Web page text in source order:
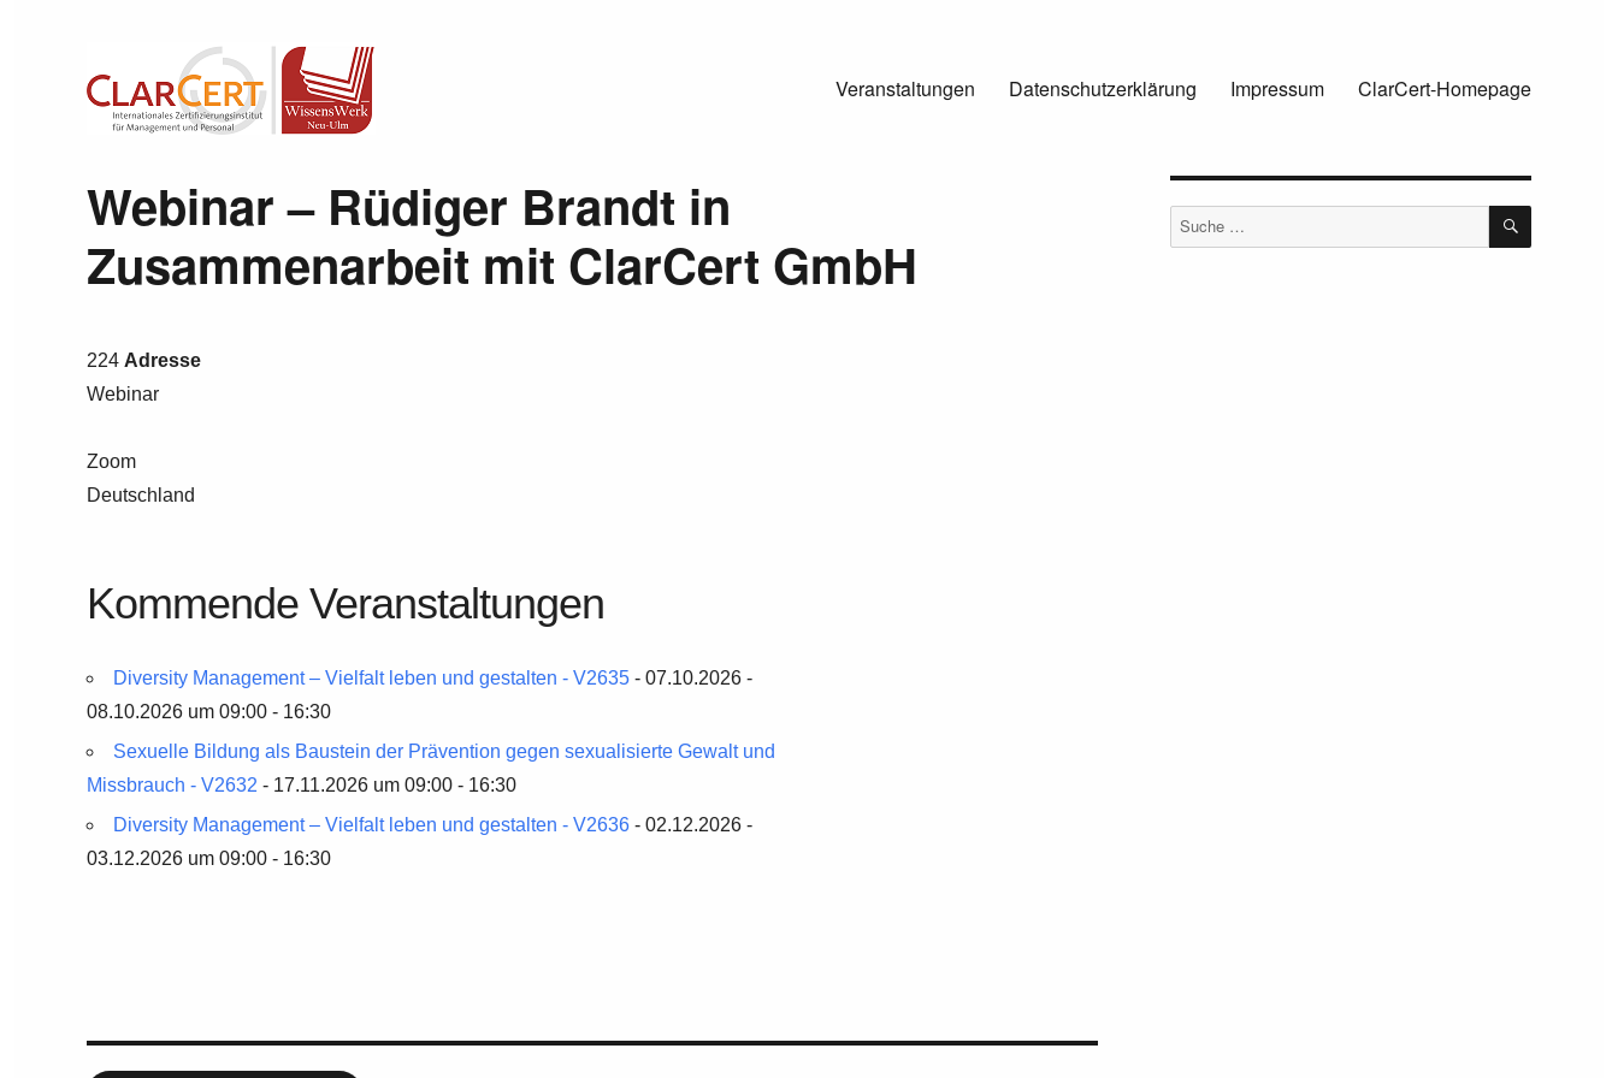
Veranstaltungen Datenschutzerklärung Impressum ClarCert-Homepage
Webinar – Rüdiger Brandt in
Zusammenarbeit mit ClarCert GmbH
224 Adresse
Webinar
Zoom
Deutschland
Kommende Veranstaltungen
Diversity Management – Vielfalt leben und gestalten - V2635 - 07.10.2026 -
08.10.2026 um 09:00 - 16:30
Sexuelle Bildung als Baustein der Prävention gegen sexualisierte Gewalt und
Missbrauch - V2632 - 17.11.2026 um 09:00 - 16:30
Diversity Management – Vielfalt leben und gestalten - V2636 - 02.12.2026 -
03.12.2026 um 09:00 - 16:30
Suche
nach:
SUCHEN